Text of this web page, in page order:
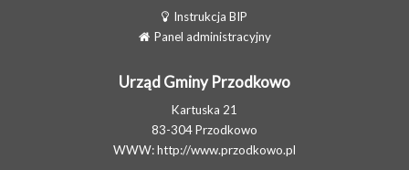
Instrukcja BIP
Panel administracyjny
Urząd Gminy Przodkowo
Kartuska 21
83-304 Przodkowo
WWW:http://www.przodkowo.pl